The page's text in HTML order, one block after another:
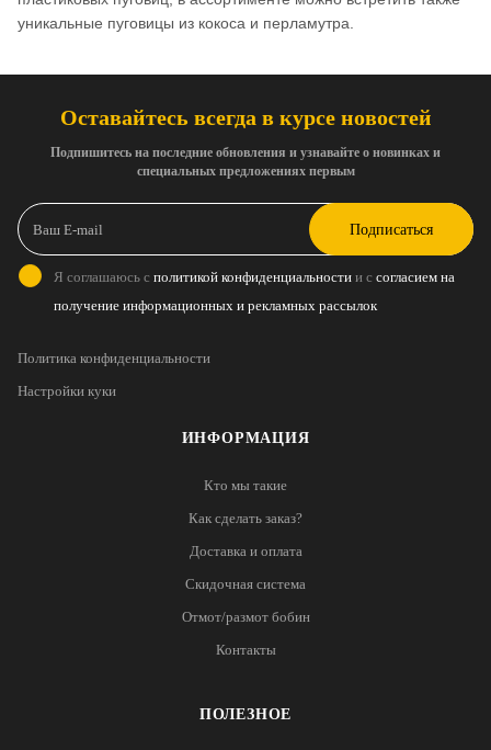
уникальные пуговицы из кокоса и перламутра.
ИНФОРМАЦИЯ
Кто мы такие
Как сделать заказ?
Доставка и оплата
Скидочная система
Отмот/размот бобин
Контакты
ПОЛЕЗНОЕ
Оставайтесь всегда в курсе новостей
Подпишитесь на последние обновления и узнавайте о новинках и
специальных предложениях первым
Подписаться
Я соглашаюсь с политикой конфиденциальности и с согласием на
получение информационных и рекламных рассылок
Политика конфиденциальности
Настройки куки